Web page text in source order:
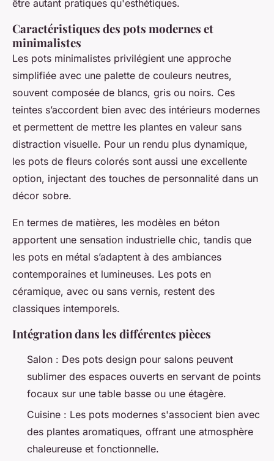
être autant pratiques qu'esthétiques.
Caractéristiques des pots modernes et
minimalistes
Les pots minimalistes privilégient une approche
simplifiée avec une palette de couleurs neutres,
souvent composée de blancs, gris ou noirs. Ces
teintes s’accordent bien avec des intérieurs modernes
et permettent de mettre les plantes en valeur sans
distraction visuelle. Pour un rendu plus dynamique,
les pots de fleurs colorés sont aussi une excellente
option, injectant des touches de personnalité dans un
décor sobre.
En termes de matières, les modèles en béton
apportent une sensation industrielle chic, tandis que
les pots en métal s’adaptent à des ambiances
contemporaines et lumineuses. Les pots en
céramique, avec ou sans vernis, restent des
classiques intemporels.
Intégration dans les différentes pièces
Salon : Des pots design pour salons peuvent
sublimer des espaces ouverts en servant de points
focaux sur une table basse ou une étagère.
Cuisine : Les pots modernes s'associent bien avec
des plantes aromatiques, offrant une atmosphère
chaleureuse et fonctionnelle.